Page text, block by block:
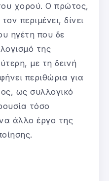
χορού. Ο πρώτος,
περιμένει, δίνει
ηγέτη που δε
της
με τη δεινή
περιθώρια για
ως συλλογικό
τόσο
άλλο έργο της